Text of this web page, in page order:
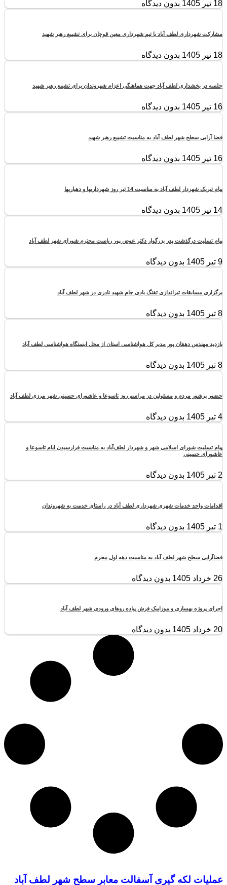
18 تیر 1405 بدون دیدگاه
مشارکت شهرداری لطف آباد با تیم شهرداری معین قوچان برای تشییع رهبر شهید
18 تیر 1405 بدون دیدگاه
جلسه در بخشداری لطف آباد جهت هماهنگی اعزام شهروندان برای تشییع رهبر شهید
16 تیر 1405 بدون دیدگاه
فضا آرایی سطح شهر لطف آباد به مناسبت تشییع رهبر شهید
16 تیر 1405 بدون دیدگاه
پیام تبریک شهردار لطف آباد به مناسبت 14 تیر روز شهرداریها و دهیاریها
14 تیر 1405 بدون دیدگاه
پیام تسلیت درگذشت پدر بزرگوار دکتر عوض پور ریاست محترم شورای شهر لطف آباد
9 تیر 1405 بدون دیدگاه
برگزاری مسابقات تیراندازی تفنگ بادی جام شهید نادری در شهر لطف آباد
8 تیر 1405 بدون دیدگاه
بازدید مهندس دهقان پور مدیر کل هواشناسی استان از محل ایستگاه هواشناسی لطف آباد
8 تیر 1405 بدون دیدگاه
حضور پرشور مردم و مسئولین در مراسم روز تاسوعا و عاشورای حسینی شهر مرزی لطف آباد
4 تیر 1405 بدون دیدگاه
پیام تسلیت شورای اسلامی شهر و شهردار لطف‌آباد به مناسبت فرارسیدن ایام تاسوعا و
عاشورای حسینی
2 تیر 1405 بدون دیدگاه
اقدامات واحد خدمات شهری شهرداری لطف آباد در راستای خدمت به شهروندان
1 تیر 1405 بدون دیدگاه
فضاآرایی سطح شهر لطف آباد به مناسبت دهه اول محرم
26 خرداد 1405 بدون دیدگاه
اجرای پروژه بهسازی و موزاییک فرش پیاده روهای ورودی شهر لطف آباد
20 خرداد 1405 بدون دیدگاه
عملیات لکه گیری آسفالت معابر سطح شهر لطف آباد